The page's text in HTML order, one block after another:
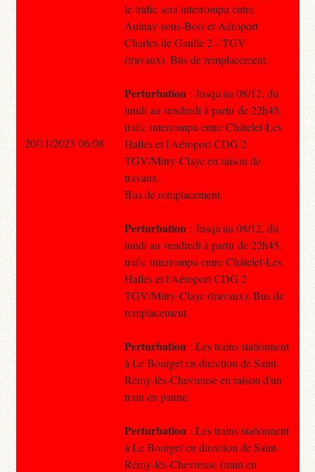
le trafic sera interrompu entre
Aulnay-sous-Bois et Aéroport
Charles de Gaulle 2 – TGV
(travaux). Bus de remplacement.
Perturbation : Jusqu'au 08/12, du
lundi au vendredi à partir de 22h45,
trafic interrompu entre Châtelet-Les
Halles et l'Aéroport CDG 2
TGV/Mitry-Claye en raison de
travaux.
Bus de remplacement.
Perturbation : Jusqu'au 08/12, du
lundi au vendredi à partir de 22h45,
trafic interrompu entre Châtelet-Les
Halles et l'Aéroport CDG 2
TGV/Mitry-Claye (travaux). Bus de
remplacement.
Perturbation : Les trains stationnent
à Le Bourget en direction de Saint-
Rémy-lès-Chevreuse en raison d'un
train en panne.
Perturbation : Les trains stationnent
à Le Bourget en direction de Saint-
Rémy-lès-Chevreuse (train en
20/11/2023 06:08